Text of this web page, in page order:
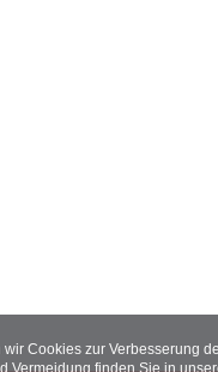
Cookies zur
Vermeidung finden Sie in